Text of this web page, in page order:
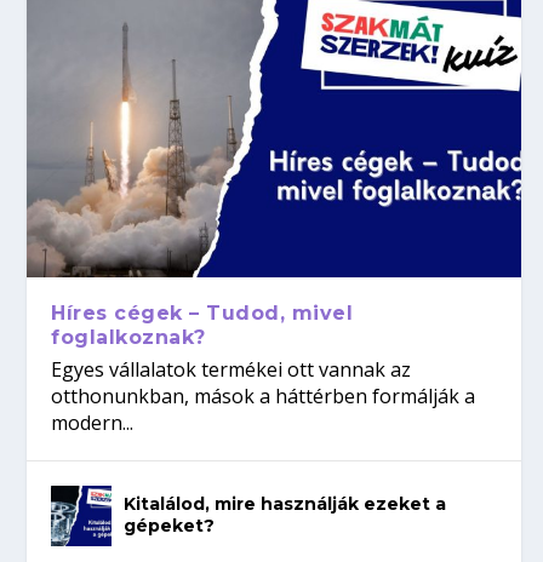
Híres cégek – Tudod, mivel
foglalkoznak?
Egyes vállalatok termékei ott vannak az
otthonunkban, mások a háttérben formálják a
modern...
Kitalálod, mire használják ezeket a
gépeket?